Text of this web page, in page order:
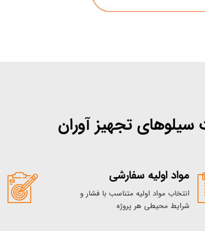
تجهیز آوران
مواد اولیه سفارشی
انتخاب مواد اولیه متناسب با فشار و
شرایط محیطی هر پروژه